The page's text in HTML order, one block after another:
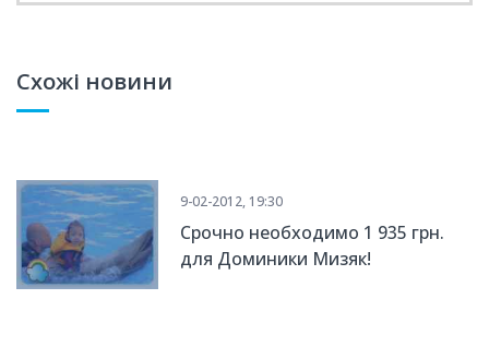
Схожі новини
9-02-2012, 19:30
Срочно необходимо 1 935 грн.
для Доминики Мизяк!